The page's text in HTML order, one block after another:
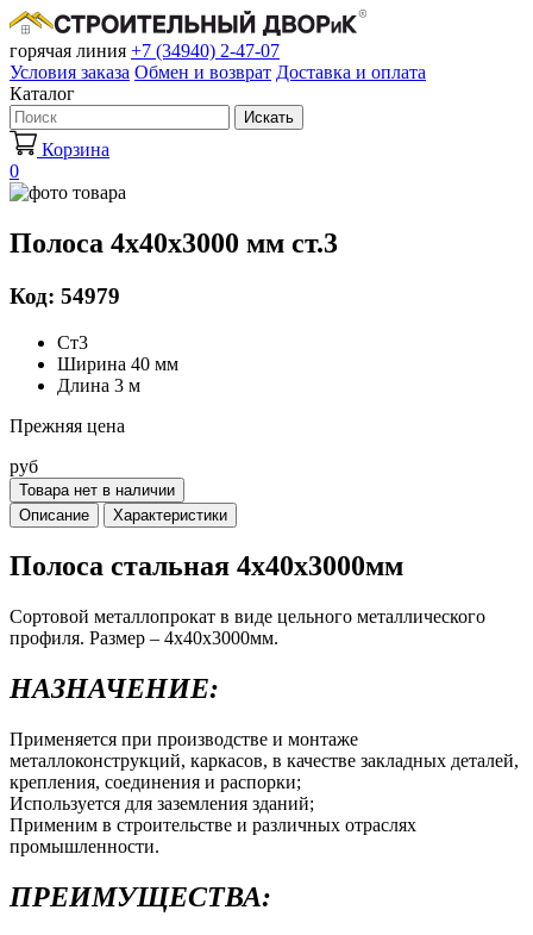
горячая линия +7 (34940) 2-47-07
Условия заказа Обмен и возврат Доставка и оплата
Каталог
Искать
Корзина
0
Полоса 4х40х3000 мм ст.3
Код: 54979
Ст3
Ширина 40 мм
Длина 3 м
Прежняя цена
руб
Товара нет в наличии
Описание
Характеристики
Полоса стальная 4х40х3000мм
Сортовой металлопрокат в виде цельного металлического
профиля. Размер – 4х40х3000мм.
НАЗНАЧЕНИЕ:
Применяется при производстве и монтаже
металлоконструкций, каркасов, в качестве закладных деталей,
крепления, соединения и распорки;
Используется для заземления зданий;
Применим в строительстве и различных отраслях
промышленности.
ПРЕИМУЩЕСТВА: